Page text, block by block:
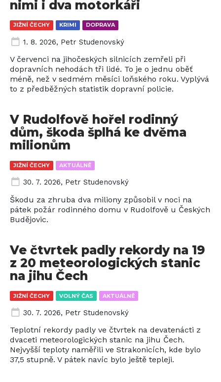
JIŽNÍ ČECHY KRIMI DOPRAVA
nimi i dva motorkáři
1. 8. 2026, Petr Studenovský
V červenci na jihočeských silnicích zemřeli při
dopravních nehodách tři lidé. To je o jednu oběť
méně, než v sedmém měsíci loňského roku. Vyplývá
to z předběžných statistik dopravní policie.
JIŽNÍ ČECHY AKTUÁLNĚ
V Rudolfově hořel rodinný
dům, škoda šplhá ke dvěma
milionům
30. 7. 2026, Petr Studenovský
Škodu za zhruba dva miliony způsobil v noci na
pátek požár rodinného domu v Rudolfově u Českých
Budějovic.
JIŽNÍ ČECHY VOLNÝ ČAS AKTUÁLNĚ
Ve čtvrtek padly rekordy na 19
z 20 meteorologických stanic
na jihu Čech
30. 7. 2026, Petr Studenovský
Teplotní rekordy padly ve čtvrtek na devatenácti z
dvaceti meteorologických stanic na jihu Čech.
Nejvyšší teploty naměřili ve Strakonicích, kde bylo
37,5 stupně. V pátek navíc bylo ještě tepleji.